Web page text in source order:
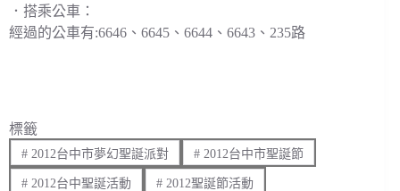
．搭乘公車：
經過的公車有:6646、6645、6644、6643、235路
標籤
#2012台中市夢幻聖誕派對 #2012台中市聖誕節
#2012台中聖誕活動 #2012聖誕節活動